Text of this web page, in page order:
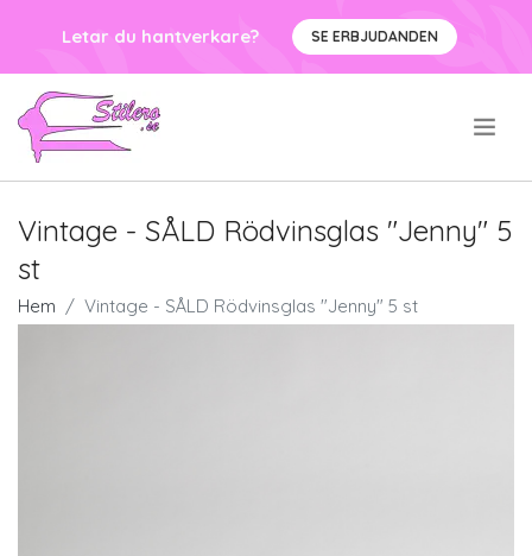
Letar du hantverkare? SE ERBJUDANDEN
Vintage - SÅLD Rödvinsglas "Jenny" 5
st
Hem Vintage - SÅLD Rödvinsglas "Jenny" 5 st